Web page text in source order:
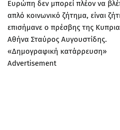
Ευρώπη δεν μπορεί πλέον να
απλό κοινωνικό ζήτημα, είναι
επισήμανε ο πρέσβης της
Αθήνα Σταύρος Αυγουστίδης.
«Δημογραφική κατάρρευση»
Advertisement